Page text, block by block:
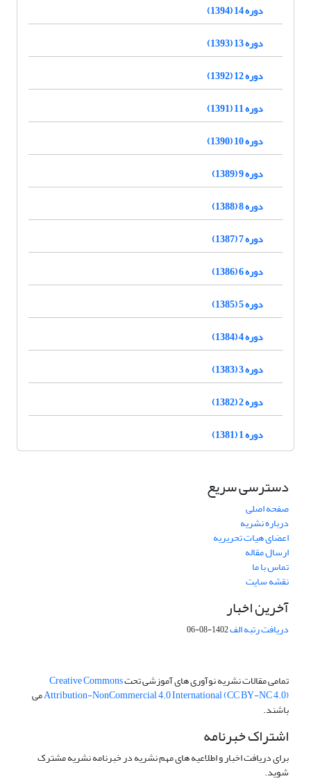
دوره 14 (1394)
دوره 13 (1393)
دوره 12 (1392)
دوره 11 (1391)
دوره 10 (1390)
دوره 9 (1389)
دوره 8 (1388)
دوره 7 (1387)
دوره 6 (1386)
دوره 5 (1385)
دوره 4 (1384)
دوره 3 (1383)
دوره 2 (1382)
دوره 1 (1381)
دسترسی سریع
صفحه اصلی
درباره نشریه
اعضای هیات تحریریه
ارسال مقاله
تماس با ما
نقشه سایت
آخرین اخبار
دریافت رتبه الف1402-08-06
تمامی مقالات نشریه نوآوری های آموزشی تحتCreative Commons
Attribution-NonCommercial 4.0 International (CC BY-NC 4.0)می
باشند.
اشتراک خبرنامه
برای دریافت اخبار و اطلاعیه های مهم نشریه در خبرنامه نشریه مشترک
شوید.